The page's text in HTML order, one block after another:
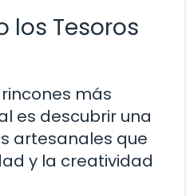
los Tesoros
más
es descubrir una
artesanales que
y la creatividad